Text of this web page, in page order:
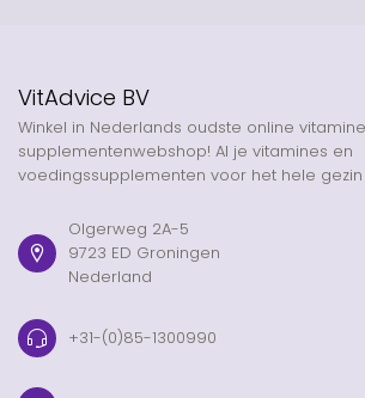
VitAdvice BV
Winkel in Nederlands oudste online
supplementenwebshop! Al je vitamines en
voedingssupplementen voor het hele
Olgerweg 2A-5
9723 ED Groningen
Nederland
+31-(0)85-1300990